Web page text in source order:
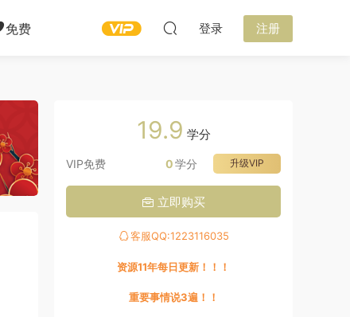
免费 登录 注册
19.9 学分
VIP免费 升级VIP
0学分
立即购买
客服QQ:1223116035
资源11年每日更新！！！
重要事情说3遍！！